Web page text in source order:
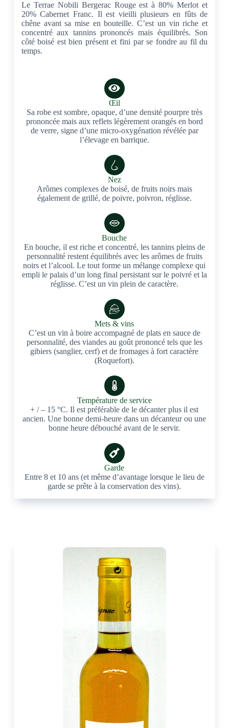
Le Terrae Nobili Bergerac Rouge est à 80% Merlot et
20% Cabernet Franc. Il est vieilli plusieurs en fûts de
chêne avant sa mise en bouteille. C’est un vin riche et
concentré aux tannins prononcés mais équilibrés. Son
côté boisé est bien présent et fini par se fondre au fil du
temps.
Œil
Sa robe est sombre, opaque, d’une densité pourpre très
prononcée mais aux reflets légèrement orangés en bord
de verre, signe d’une micro-oxygénation révélée par
l’élevage en barrique.
Nez
Arômes complexes de boisé, de fruits noirs mais
également de grillé, de poivre, poivron, réglisse.
Bouche
En bouche, il est riche et concentré, les tannins pleins de
personnalité restent équilibrés avec les arômes de fruits
noirs et l’alcool. Le tout forme un mélange complexe qui
empli le palais d’un long final persistant sur le poivré et la
réglisse. C’est un vin plein de caractère.
Mets & vins
C’est un vin à boire accompagné de plats en sauce de
personnalité, des viandes au goût prononcé tels que les
gibiers (sanglier, cerf) et de fromages à fort caractère
(Roquefort).
Température de service
+ / – 15 °C. Il est préférable de le décanter plus il est
ancien. Une bonne demi-heure dans un décanteur ou une
bonne heure débouché avant de le servir.
Garde
Entre 8 et 10 ans (et même d’avantage lorsque le lieu de
garde se prête à la conservation des vins).